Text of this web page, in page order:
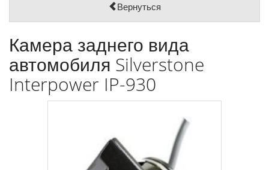
Вернуться
Камера заднего вида
автомобиля Silverstone
Interpower IP-930